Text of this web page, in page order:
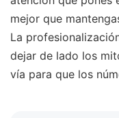
mejor que
La
dejar de lado los
vía para que los